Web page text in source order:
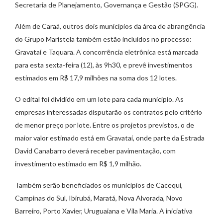
Secretaria de Planejamento, Governança e Gestão (SPGG).
Além de Caraá, outros dois municípios da área de abrangência
do Grupo Maristela também estão incluídos no processo:
Gravataí e Taquara. A concorrência eletrônica está marcada
para esta sexta-feira (12), às 9h30, e prevê investimentos
estimados em R$ 17,9 milhões na soma dos 12 lotes.
O edital foi dividido em um lote para cada município. As
empresas interessadas disputarão os contratos pelo critério
de menor preço por lote. Entre os projetos previstos, o de
maior valor estimado está em Gravataí, onde parte da Estrada
David Canabarro deverá receber pavimentação, com
investimento estimado em R$ 1,9 milhão.
Também serão beneficiados os municípios de Cacequi,
Campinas do Sul, Ibirubá, Maratá, Nova Alvorada, Novo
Barreiro, Porto Xavier, Uruguaiana e Vila Maria. A iniciativa